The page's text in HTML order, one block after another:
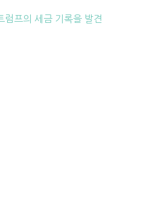
럼프의 세금 기록을 발견